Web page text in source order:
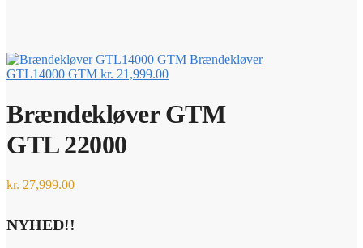
Brændekløver
GTL14000 GTM kr. 21,999.00
Brændekløver GTM
GTL 22000
kr. 27,999.00
NYHED!!